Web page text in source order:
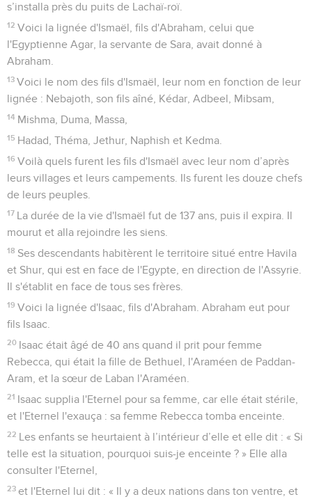
s’installa près du puits de Lachaï-roï.
12 Voici la lignée d'Ismaël, fils d'Abraham, celui que
l'Egyptienne Agar, la servante de Sara, avait donné à
Abraham.
13 Voici le nom des fils d'Ismaël, leur nom en fonction de leur
lignée : Nebajoth, son fils aîné, Kédar, Adbeel, Mibsam,
14 Mishma, Duma, Massa,
15 Hadad, Théma, Jethur, Naphish et Kedma.
16 Voilà quels furent les fils d'Ismaël avec leur nom d’après
leurs villages et leurs campements. Ils furent les douze chefs
de leurs peuples.
17 La durée de la vie d'Ismaël fut de 137 ans, puis il expira. Il
mourut et alla rejoindre les siens.
18 Ses descendants habitèrent le territoire situé entre Havila
et Shur, qui est en face de l'Egypte, en direction de l'Assyrie.
Il s'établit en face de tous ses frères.
19 Voici la lignée d'Isaac, fils d'Abraham. Abraham eut pour
fils Isaac.
20 Isaac était âgé de 40 ans quand il prit pour femme
Rebecca, qui était la fille de Bethuel, l'Araméen de Paddan-
Aram, et la sœur de Laban l'Araméen.
21 Isaac supplia l'Eternel pour sa femme, car elle était stérile,
et l'Eternel l'exauça : sa femme Rebecca tomba enceinte.
22 Les enfants se heurtaient à l’intérieur d’elle et elle dit : « Si
telle est la situation, pourquoi suis-je enceinte ? » Elle alla
consulter l'Eternel,
23 et l'Eternel lui dit : « Il y a deux nations dans ton ventre, et